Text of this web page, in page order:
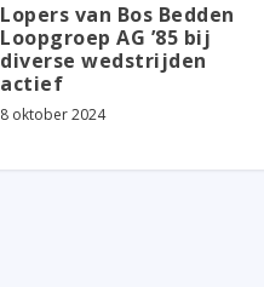
Lopers van Bos Bedden
Loopgroep AG ’85 bij
diverse wedstrijden
actief
8 oktober 2024